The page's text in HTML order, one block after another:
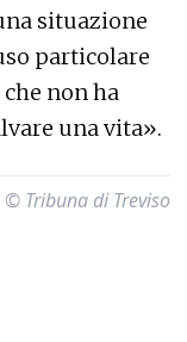
situazione
particolare
non ha
una vita».
Tribuna di Treviso